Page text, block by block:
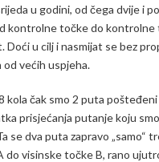
u godini, od čega dvije i
kontrolne točke do kontrolne
Doći u cilj i nasmijat se bez
od većih uspjeha.
kola čak smo 2 puta
prisjećanja putanje koju
se dva puta zapravo „samo“
do visinske točke B, rano